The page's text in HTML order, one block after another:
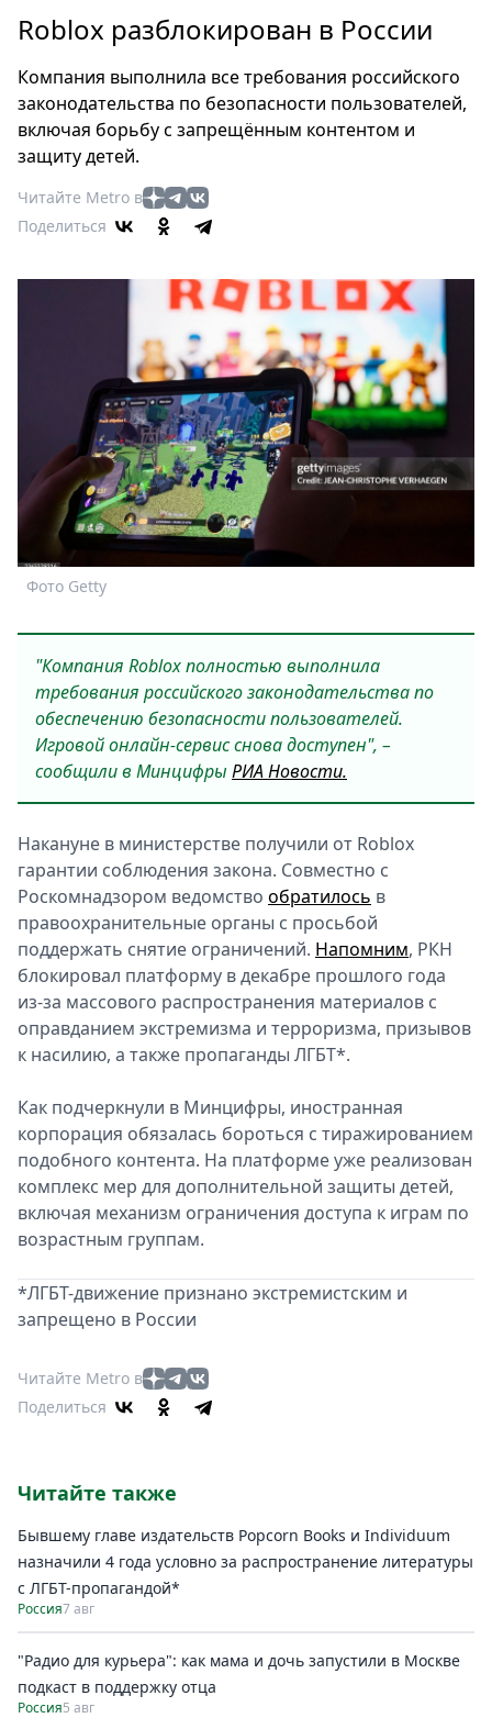
Россия
Здоровье
Еда
Туризм
Мода
Театр
Афиша
Книги
Выставки
Пресс-
релизы
О
Metro
Стримы
Спецпроекты
Звезды
Выборы
Roblox разблокирован в России
Компания выполнила все требования российского
законодательства по безопасности пользователей,
включая борьбу с запрещённым контентом и
защиту детей.
Читайте Metro в
Поделиться
Фото Getty
"Компания Roblox полностью выполнила
требования российского законодательства по
обеспечению безопасности пользователей.
Игровой онлайн-сервис снова доступен", –
сообщили в Минцифры РИА Новости.
Накануне в министерстве получили от Roblox
гарантии соблюдения закона. Совместно с
Роскомнадзором ведомство обратилось в
правоохранительные органы с просьбой
поддержать снятие ограничений. Напомним, РКН
блокировал платформу в декабре прошлого года
из-за массового распространения материалов с
оправданием экстремизма и терроризма, призывов
к насилию, а также пропаганды ЛГБТ*.
Как подчеркнули в Минцифры, иностранная
корпорация обязалась бороться с тиражированием
подобного контента. На платформе уже реализован
комплекс мер для дополнительной защиты детей,
включая механизм ограничения доступа к играм по
возрастным группам.
*ЛГБТ-движение признано экстремистским и
запрещено в России
Читайте Metro в
Поделиться
Читайте также
Бывшему главе издательств Popcorn Books и Individuum
назначили 4 года условно за распространение литературы
с ЛГБТ-пропагандой*
Россия7 авг
"Радио для курьера": как мама и дочь запустили в Москве
подкаст в поддержку отца
Россия5 авг